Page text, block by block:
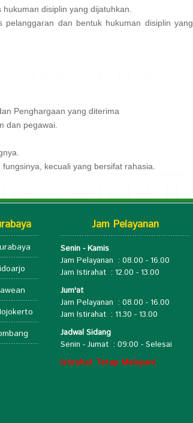
disiplin yang dijatuhkan.
dan bentuk hukuman disiplin yang
Penghargaan yang diterima
dan pegawai.
kecuali yang bersifat rahasia.
Jam Pelayanan
Senin - Kamis
Jam Pelayanan : 08.00 - 16.00
Jam Istirahat : 12.00 - 13.00
Jum'at
Jam Pelayanan : 08.00 - 16.00
Jam Istirahat : 11.30 - 13.00
Jadwal Sidang
Senin - Jumat : 09:00 - Selesai
Istirahat Tetap Melayani